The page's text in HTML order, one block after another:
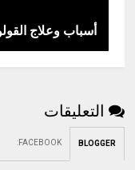
أسباب وعلاج
التعليقات
BLOGGER
FACEBOOK
: